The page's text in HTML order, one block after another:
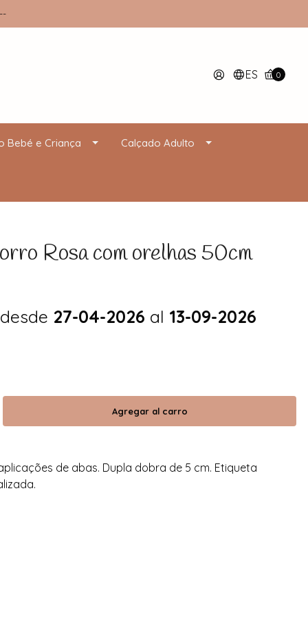
ES 0
Bebé e Criança Calçado Adulto
Rosa com orelhas 50cm
27-04-2026 al 13-09-2026
de abas. Dupla dobra de 5 cm. Etiqueta